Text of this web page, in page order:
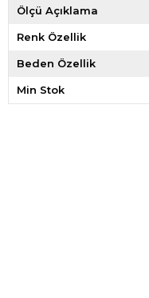
Ölçü Açıklama
Renk Özellik
Beden Özellik
Min Stok